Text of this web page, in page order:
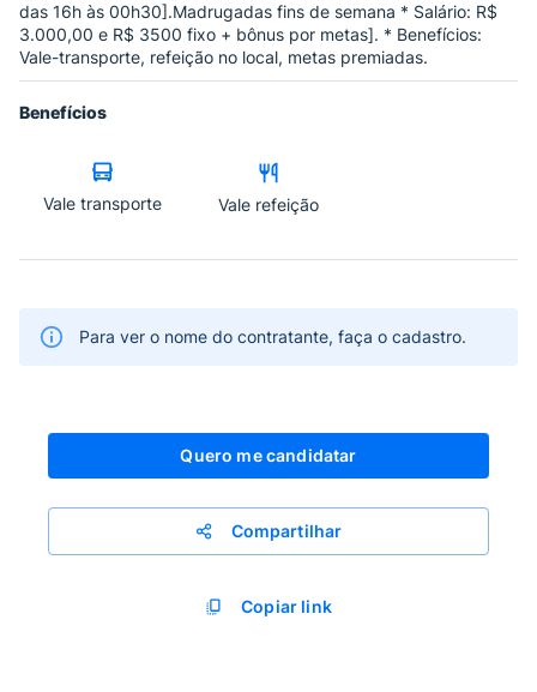
das 16h às 00h30].Madrugadas fins de semana * Salário: R$
3.000,00 e R$ 3500 fixo + bônus por metas]. * Benefícios:
Vale-transporte, refeição no local, metas premiadas.
Benefícios
Vale transporte Vale refeição
Para ver o nome do contratante, faça o cadastro.
Quero me candidatar
Compartilhar
Copiar link